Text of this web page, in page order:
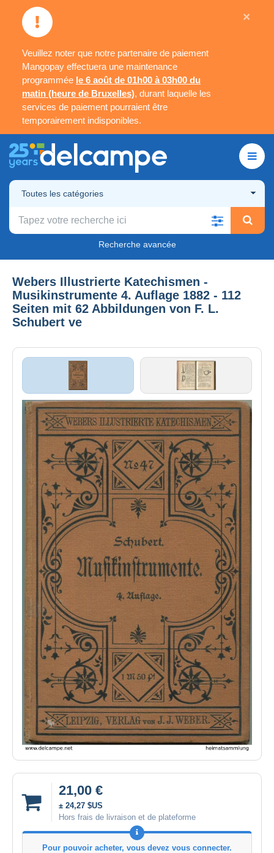
Veuillez noter que notre partenaire de paiement
Mangopay effectuera une maintenance
programmée le 6 août de 01h00 à 03h00 du
matin (heure de Bruxelles), durant laquelle les
services de paiement pourraient être
temporairement indisponibles.
×
Toutes les catégories
Recherche avancée
Webers Illustrierte Katechismen -
Musikinstrumente 4. Auflage 1882 - 112
Seiten mit 62 Abbildungen von F. L.
Schubert ve
21,00 €
± 24,27 $US
Hors frais de livraison et de plateforme
Pour pouvoir acheter, vous devez vous connecter.